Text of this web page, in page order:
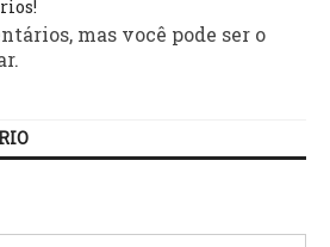
mas você pode ser o